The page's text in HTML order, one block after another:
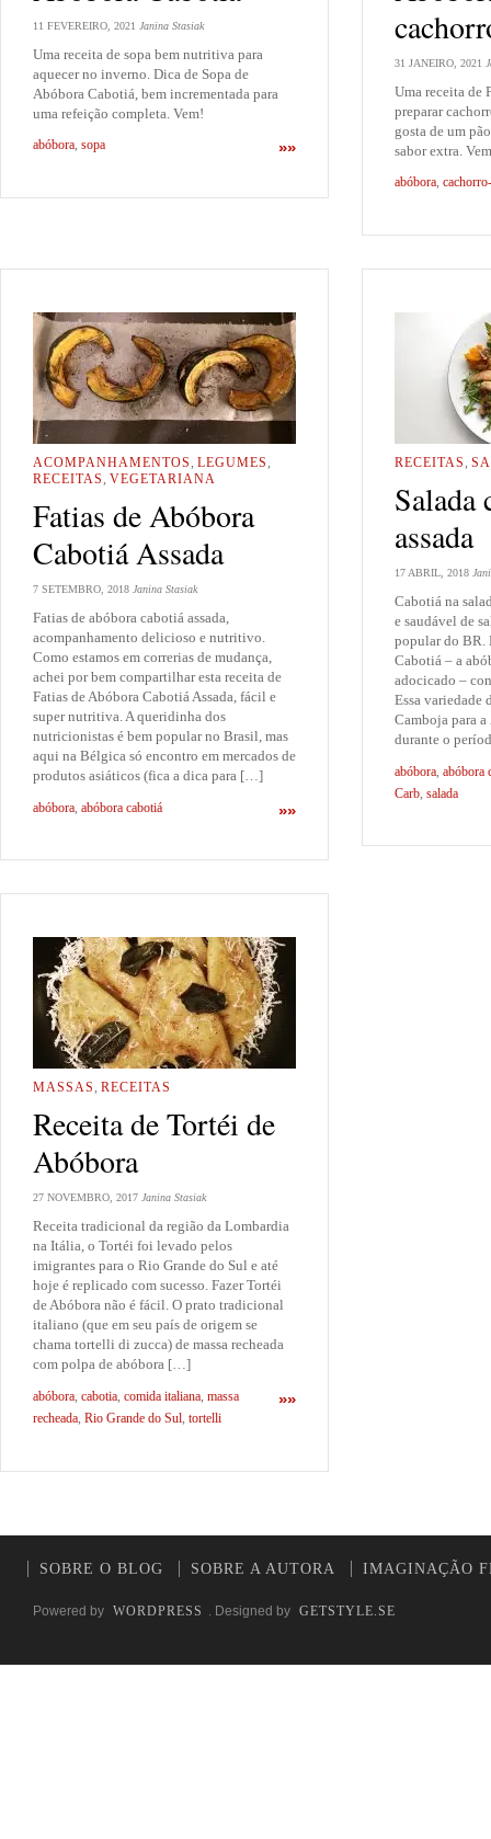
11 FEVEREIRO, 2021 Janina Stasiak
Uma receita de sopa bem nutritiva para
aquecer no inverno. Dica de Sopa de
Abóbora Cabotiá, bem incrementada para
uma refeição completa. Vem!
»»
abóbora, sopa
31 JANEIRO, 2021
Uma receita de
preparar
gosta de um
sabor extra.
abóbora,
ACOMPANHAMENTOS, LEGUMES,
RECEITAS, VEGETARIANA
Fatias de Abóbora
Cabotiá Assada
7 SETEMBRO, 2018 Janina Stasiak
Fatias de abóbora cabotiá assada,
acompanhamento delicioso e nutritivo.
Como estamos em correrias de mudança,
achei por bem compartilhar esta receita de
Fatias de Abóbora Cabotiá Assada, fácil e
super nutritiva. A queridinha dos
nutricionistas é bem popular no Brasil, mas
aqui na Bélgica só encontro em mercados de
produtos asiáticos (fica a dica para […]
»»
abóbora abóbora cabotiá
RECEITAS,
Salada
assada
17 ABRIL, 2018
Cabotiá na
e saudável de
popular do BR.
Cabotiá – a
adocicado –
Essa variedade
Camboja para
durante o
abóbora abóbora
Carb salada
MASSAS, RECEITAS
Receita de Tortéi de
Abóbora
27 NOVEMBRO, 2017 Janina Stasiak
Receita tradicional da região da Lombardia
na Itália, o Tortéi foi levado pelos
imigrantes para o Rio Grande do Sul e até
hoje é replicado com sucesso. Fazer Tortéi
de Abóbora não é fácil. O prato tradicional
italiano (que em seu país de origem se
chama tortelli di zucca) de massa recheada
com polpa de abóbora […]
»»
abóbora cabotia comida italiana massa
recheada Rio Grande do Sul tortelli
SOBRE O BLOG SOBRE A AUTORA IMAGINAÇÃO
Powered by WORDPRESS . Designed by GETSTYLE.SE